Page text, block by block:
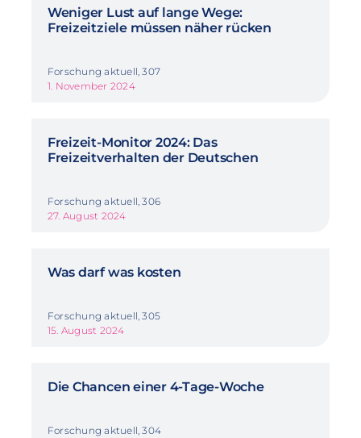
Weniger Lust auf lange Wege:
Freizeitziele müssen näher rücken
Forschung aktuell, 307
1. November 2024
Freizeit-Monitor 2024: Das
Freizeitverhalten der Deutschen
Forschung aktuell, 306
27. August 2024
Was darf was kosten
Forschung aktuell, 305
15. August 2024
Die Chancen einer 4-Tage-Woche
Forschung aktuell, 304